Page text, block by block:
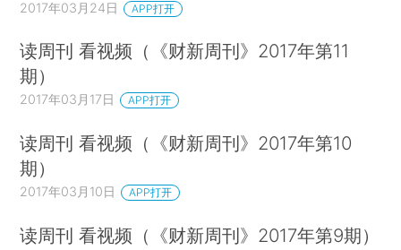
2017年03月24日 APP打开
读周刊 看视频（《财新周刊》2017年第11
期）
2017年03月17日 APP打开
读周刊 看视频（《财新周刊》2017年第10
期）
2017年03月10日 APP打开
读周刊 看视频（《财新周刊》2017年第9期）